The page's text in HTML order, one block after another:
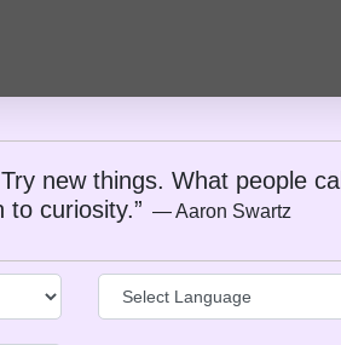
new things. What people call
to curiosity.” ― Aaron Swartz